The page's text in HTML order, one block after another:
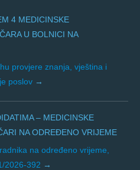
4 MEDICINSKE
U BOLNICI NA
provjere znanja, vještina i
poslov
– MEDICINSKE
NA ODREĐENO VRIJEME
na određeno vrijeme,
2026-392